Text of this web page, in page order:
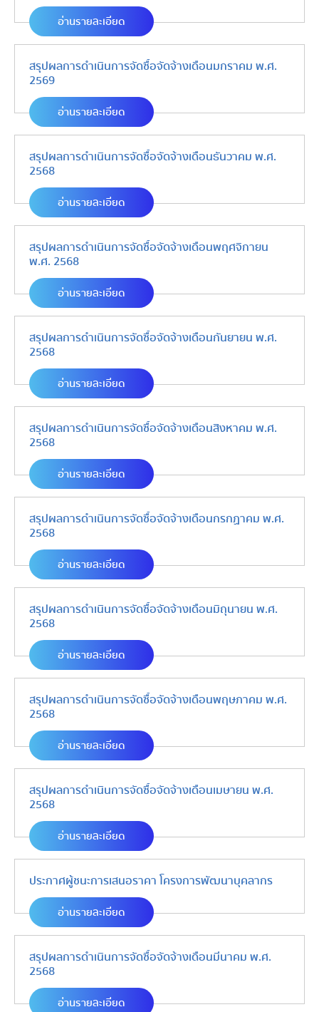
อ่านรายละเอียด
สรุปผลการดำเนินการจัดซื้อจัดจ้างเดือนมกราคม พ.ศ.
2569
อ่านรายละเอียด
สรุปผลการดำเนินการจัดซื้อจัดจ้างเดือนธันวาคม พ.ศ.
2568
อ่านรายละเอียด
สรุปผลการดำเนินการจัดซื้อจัดจ้างเดือนพฤศจิกายน
พ.ศ. 2568
อ่านรายละเอียด
สรุปผลการดำเนินการจัดซื้อจัดจ้างเดือนกันยายน พ.ศ.
2568
อ่านรายละเอียด
สรุปผลการดำเนินการจัดซื้อจัดจ้างเดือนสิงหาคม พ.ศ.
2568
อ่านรายละเอียด
สรุปผลการดำเนินการจัดซื้อจัดจ้างเดือนกรกฏาคม พ.ศ.
2568
อ่านรายละเอียด
สรุปผลการดำเนินการจัดซื้อจัดจ้างเดือนมิถุนายน พ.ศ.
2568
อ่านรายละเอียด
สรุปผลการดำเนินการจัดซื้อจัดจ้างเดือนพฤษภาคม พ.ศ.
2568
อ่านรายละเอียด
สรุปผลการดำเนินการจัดซื้อจัดจ้างเดือนเมษายน พ.ศ.
2568
อ่านรายละเอียด
ประกาศผู้ชนะการเสนอราคา โครงการพัฒนาบุคลากร
อ่านรายละเอียด
สรุปผลการดำเนินการจัดซื้อจัดจ้างเดือนมีนาคม พ.ศ.
2568
อ่านรายละเอียด